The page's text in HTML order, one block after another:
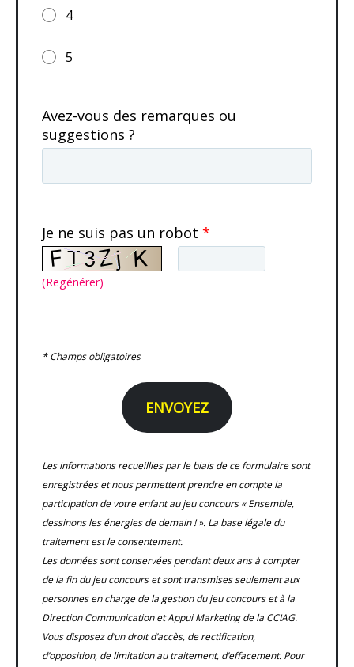
4
5
Avez-vous des remarques ou
suggestions ?
Je ne suis pas un robot *
(Regénérer)
* Champs obligatoires
Les informations recueillies par le biais de ce formulaire sont
enregistrées et nous permettent prendre en compte la
participation de votre enfant au jeu concours « Ensemble,
dessinons les énergies de demain ! ». La base légale du
traitement est le consentement.
Les données sont conservées pendant deux ans à compter
de la fin du jeu concours et sont transmises seulement aux
personnes en charge de la gestion du jeu concours et à la
Direction Communication et Appui Marketing de la CCIAG.
Vous disposez d’un droit d’accès, de rectification,
d’opposition, de limitation au traitement, d’effacement. Pour